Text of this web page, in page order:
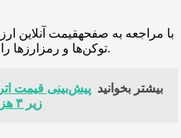
با مراجعه به صفحهقیمت آنلاین
توکن‌ها و رمزارزها را به صورت لحظه‌ای مشاهده کنید.
بیشتر بخوانید
زیر ۳ هزار دلار یا صعود به ۴۵۰۰ دلار؟